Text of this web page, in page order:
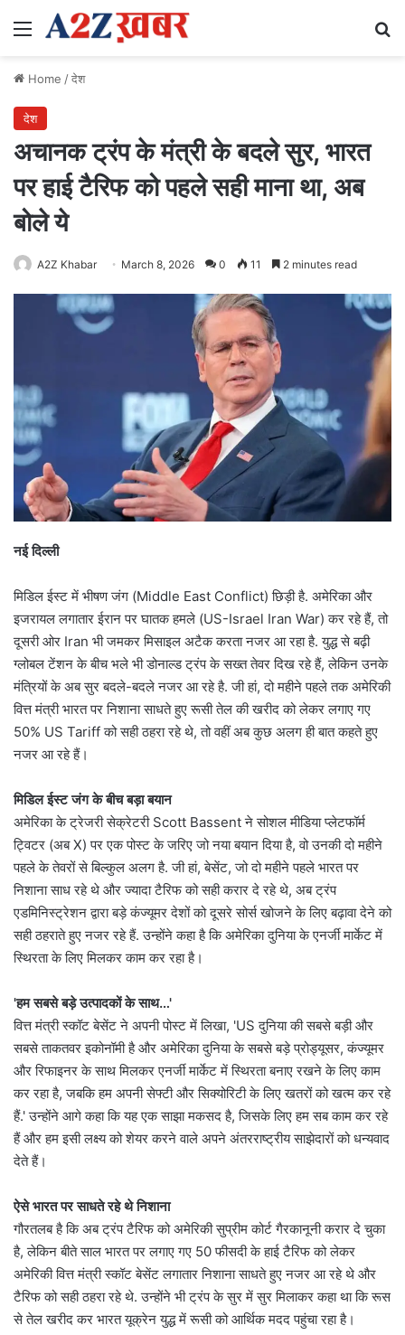
Menu
Home /देश
देश
अचानक ट्रंप के मंत्री के बदले सुर, भारत
पर हाई टैरिफ को पहले सही माना था, अब
बोले ये
A2Z Khabar March 8, 2026 0 11 2 minutes read
नई दिल्ली
मिडिल ईस्ट में भीषण जंग (Middle East Conflict) छिड़ी है. अमेरिका और
इजरायल लगातार ईरान पर घातक हमले (US-Israel Iran War) कर रहे हैं, तो
दूसरी ओर Iran भी जमकर मिसाइल अटैक करता नजर आ रहा है. युद्ध से बढ़ी
ग्लोबल टेंशन के बीच भले भी डोनाल्ड ट्रंप के सख्त तेवर दिख रहे हैं, लेकिन उनके
मंत्रियों के अब सुर बदले-बदले नजर आ रहे है. जी हां, दो महीने पहले तक अमेरिकी
वित्त मंत्री भारत पर निशाना साधते हुए रूसी तेल की खरीद को लेकर लगाए गए
50% US Tariff को सही ठहरा रहे थे, तो वहीं अब कुछ अलग ही बात कहते हुए
नजर आ रहे हैं।
मिडिल ईस्ट जंग के बीच बड़ा बयान
अमेरिका के ट्रेजरी सेक्रेटरी Scott Bassent ने सोशल मीडिया प्लेटफॉर्म
ट्विटर (अब X) पर एक पोस्ट के जरिए जो नया बयान दिया है, वो उनकी दो महीने
पहले के तेवरों से बिल्कुल अलग है. जी हां, बेसेंट, जो दो महीने पहले भारत पर
निशाना साध रहे थे और ज्यादा टैरिफ को सही करार दे रहे थे, अब ट्रंप
एडमिनिस्ट्रेशन द्वारा बड़े कंज्यूमर देशों को दूसरे सोर्स खोजने के लिए बढ़ावा देने को
सही ठहराते हुए नजर रहे हैं. उन्होंने कहा है कि अमेरिका दुनिया के एनर्जी मार्केट में
स्थिरता के लिए मिलकर काम कर रहा है।
'हम सबसे बड़े उत्पादकों के साथ…'
वित्त मंत्री स्कॉट बेसेंट ने अपनी पोस्ट में लिखा, 'US दुनिया की सबसे बड़ी और
सबसे ताकतवर इकोनॉमी है और अमेरिका दुनिया के सबसे बड़े प्रोड्यूसर, कंज्यूमर
और रिफाइनर के साथ मिलकर एनर्जी मार्केट में स्थिरता बनाए रखने के लिए काम
कर रहा है, जबकि हम अपनी सेफ्टी और सिक्योरिटी के लिए खतरों को खत्म कर रहे
हैं.' उन्होंने आगे कहा कि यह एक साझा मकसद है, जिसके लिए हम सब काम कर रहे
हैं और हम इसी लक्ष्य को शेयर करने वाले अपने अंतरराष्ट्रीय साझेदारों को धन्यवाद
देते हैं।
ऐसे भारत पर साधते रहे थे निशाना
गौरतलब है कि अब ट्रंप टैरिफ को अमेरिकी सुप्रीम कोर्ट गैरकानूनी करार दे चुका
है, लेकिन बीते साल भारत पर लगाए गए 50 फीसदी के हाई टैरिफ को लेकर
अमेरिकी वित्त मंत्री स्कॉट बेसेंट लगातार निशाना साधते हुए नजर आ रहे थे और
टैरिफ को सही ठहरा रहे थे. उन्होंने भी ट्रंप के सुर में सुर मिलाकर कहा था कि रूस
से तेल खरीद कर भारत यूक्रेन युद्ध में रूसी को आर्थिक मदद पहुंचा रहा है।